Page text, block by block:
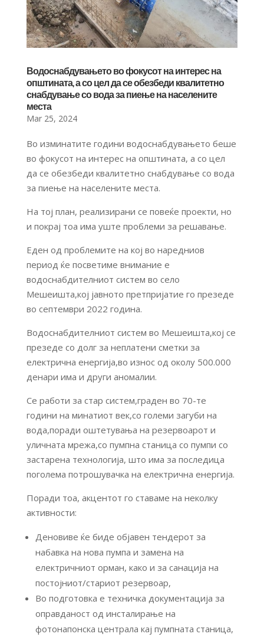
Водоснабдувањето во фокусот на интерес на
општината, а со цел да се обезбеди квалитетно
снабдување со вода за пиење на населените
места
Mar 25, 2024
Во изминатите години водоснабдувањето беше
во фокусот на интерес на општината, а со цел
да се обезбеди квалитетно снабдување со вода
за пиење на населените места.
На тој план, реализирани се повеќе проекти, но
и покрај тоа има уште проблеми за решавање.
Еден од проблемите на кој во наредниов
период ќе посветиме внимание е
водоснабдителниот систем во село
Мешеишта,кој јавното претпријатие го презеде
во септември 2022 година.
Водоснабдителниот систем во Мешеишта,кој се
презеде со долг за неплатени сметки за
електрична енергија,во износ од околу 500.000
денари има и други аномалии.
Се работи за стар систем,граден во 70-те
години на минатиот век,со големи загуби на
вода,поради оштетувања на резервоарот и
уличната мрежа,со пумпна станица со пумпи со
застарена технологија, што има за последица
поголема потрошувачка на електрична енергија.
Поради тоа, акцентот го ставаме на неколку
активности:
Деновиве ќе биде објавен тендерот за
набавка на нова пумпа и замена на
електричниот орман, како и за санација на
постојниот/стариот резервоар,
Во подготовка е техничка документација за
оправданост од инсталирање на
фотонапонска централа кај пумпната станица,